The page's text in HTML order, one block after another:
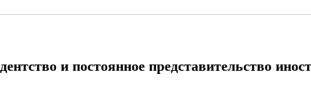
и постоянное представительство